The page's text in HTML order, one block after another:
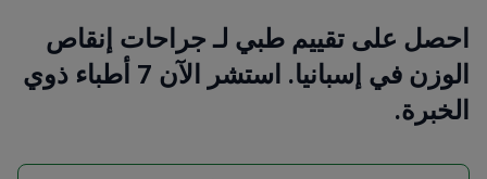
احصل على تقييم طبي لـ جراحات إنقاص
الوزن في إسبانيا. استشر الآن 7 أطباء ذوي
الخبرة.